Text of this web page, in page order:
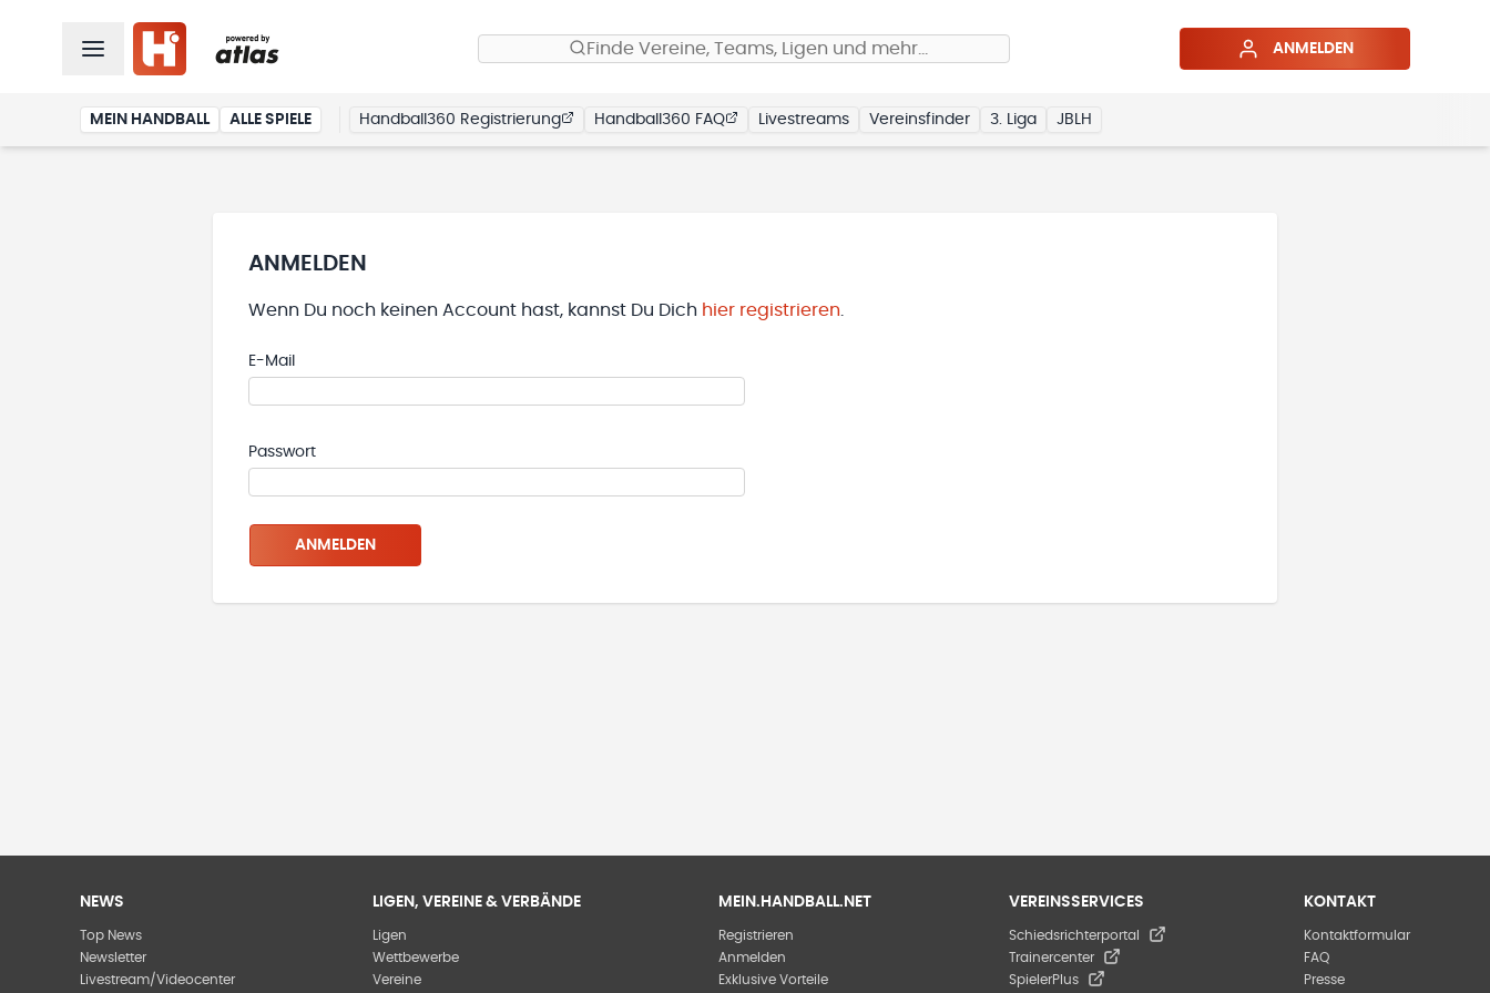
Finde Vereine, Teams, Ligen und mehr… ANMELDEN
MEIN HANDBALL ALLE SPIELE Handball360 Registrierung Handball360 FAQ Livestreams Vereinsfinder 3. Liga JBLH
ANMELDEN
Wenn Du noch keinen Account hast, kannst Du Dich hier registrieren
E-Mail
Passwort
ANMELDEN
NEWS
Top News
Newsletter
Livestream/Videocenter
LIGEN, VEREINE & VERBÄNDE
Ligen
Wettbewerbe
Vereine
MEIN.HANDBALL.NET
Registrieren
Anmelden
Exklusive Vorteile
VEREINSSERVICES
Schiedsrichterportal
Trainercenter
SpielerPlus
KONTAKT
Kontaktformular
FAQ
Presse